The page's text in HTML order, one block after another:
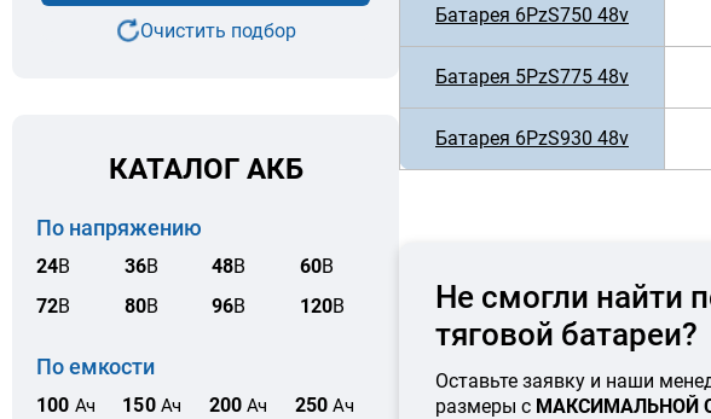
Очистить подбор
КАТАЛОГ АКБ
По напряжению
24В 36В 48В 60В
72В 80В 96В 120В
По емкости
100 Ач 150Ач 200Ач 250 Ач
Батарея 6PzS750 48v
Батарея 5PzS775 48v
Батарея 6PzS930 48v
Не смогли найти
тяговой батареи?
Оставьте заявку и наши
размеры с МАКСИМАЛЬНОЙ